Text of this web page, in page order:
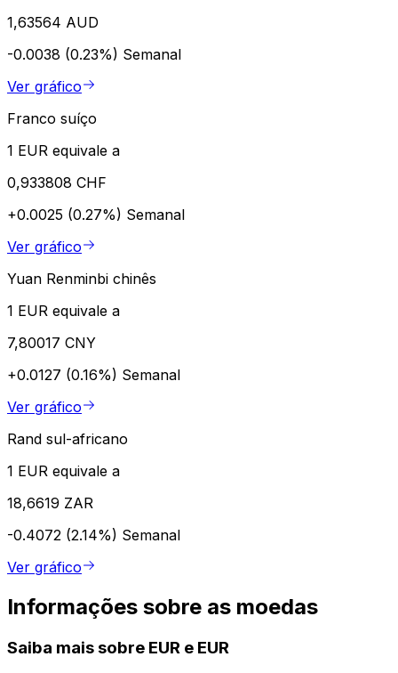
1,63564 AUD
-0.0038 (0.23%) Semanal
Ver gráfico
Franco suíço
1 EUR equivale a
0,933808 CHF
+0.0025 (0.27%) Semanal
Ver gráfico
Yuan Renminbi chinês
1 EUR equivale a
7,80017 CNY
+0.0127 (0.16%) Semanal
Ver gráfico
Rand sul-africano
1 EUR equivale a
18,6619 ZAR
-0.4072 (2.14%) Semanal
Ver gráfico
Informações sobre as moedas
Saiba mais sobre EUR e EUR